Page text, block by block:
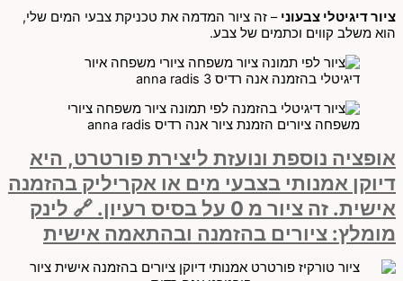
ציור דיגיטלי צבעוני – זה ציור המדמה את טכניקת צבעי המים שלי,
הוא משלב קווים וכתמים של צבע.
אופציה נוספת ונועזת ליצירת פורטרט, היא
דיוקן אמנותי בצבעי מים או אקריליק בהזמנה
אישית. זה ציור מ 0 על בסיס רעיון. 🔗 לינק
מומלץ: ציורים בהזמנה ובהתאמה אישית